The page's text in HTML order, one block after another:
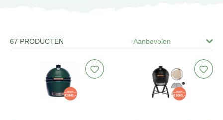
Aanbevolen
67 PRODUCTEN